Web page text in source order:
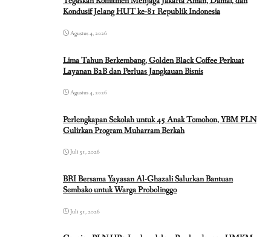
Kondusif Jelang HUT ke-81 Republik Indonesia
Agustus 4, 2026
Lima Tahun Berkembang, Golden Black Coffee Perkuat
Layanan B2B dan Perluas Jangkauan Bisnis
Agustus 4, 2026
Perlengkapan Sekolah untuk 45 Anak Tomohon, YBM PLN
Gulirkan Program Muharram Berkah
Juli 31, 2026
BRI Bersama Yayasan Al-Ghazali Salurkan Bantuan
Sembako untuk Warga Probolinggo
Juli 31, 2026